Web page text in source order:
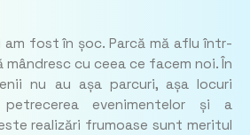
am fost în șoc. Parcă mă aflu într-
mândresc cu ceea ce facem noi. În
nu au așa parcuri, așa locuri
evenimentelor și a
realizări frumoase sunt meritul